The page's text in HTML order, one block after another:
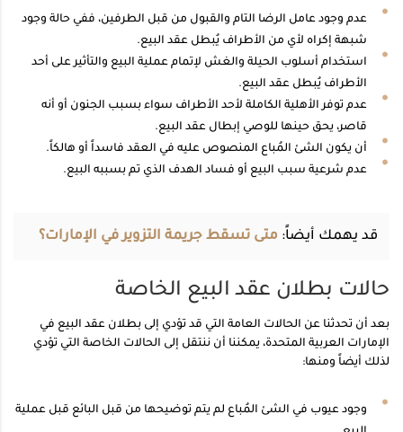
عدم وجود عامل الرضا التام والقبول من قبل الطرفين، ففي حالة وجود
شبهة إكراه لأي من الأطراف يُبطل عقد البيع.
استخدام أسلوب الحيلة والغش لإتمام عملية البيع والتأثير على أحد
الأطراف يُبطل عقد البيع.
عدم توفر الأهلية الكاملة لأحد الأطراف سواء بسبب الجنون أو أنه
قاصر، يحق حينها للوصي إبطال عقد البيع.
أن يكون الشئ المُباع المنصوص عليه في العقد فاسداً أو هالكاً.
عدم شرعية سبب البيع أو فساد الهدف الذي تم بسببه البيع.
قد يهمك أيضاً: متى تسقط جريمة التزوير في الإمارات؟
حالات بطلان عقد البيع الخاصة
بعد أن تحدثنا عن الحالات العامة التي قد تؤدي إلى بطلان عقد البيع في
الإمارات العربية المتحدة، يمكننا أن ننتقل إلى الحالات الخاصة التي تؤدي
لذلك أيضاً ومنها:
وجود عيوب في الشئ المُباع لم يتم توضيحها من قبل البائع قبل عملية